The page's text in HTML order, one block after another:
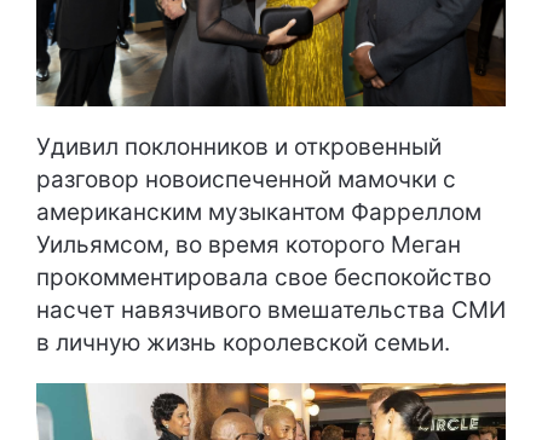
Удивил поклонников и откровенный
разговор новоиспеченной мамочки с
американским музыкантом Фарреллом
Уильямсом, во время которого Меган
прокомментировала свое беспокойство
насчет навязчивого вмешательства СМИ
в личную жизнь королевской семьи.